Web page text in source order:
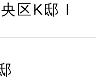
区K邸Ⅰ